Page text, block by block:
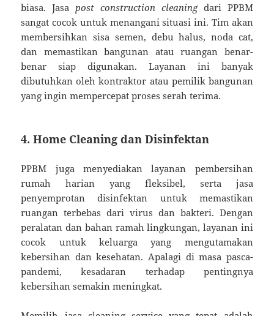
biasa. Jasa post construction cleaningdari PPBM
sangat cocok untuk menangani situasi ini. Tim akan
membersihkan sisa semen, debu halus, noda cat,
dan memastikan bangunan atau ruangan benar-
benar siap digunakan. Layanan ini banyak
dibutuhkan oleh kontraktor atau pemilik bangunan
yang ingin mempercepat proses serah terima.
4. Home Cleaning dan Disinfektan
PPBM juga menyediakan layanan pembersihan
rumah harian yang fleksibel, serta jasa
penyemprotan disinfektan untuk memastikan
ruangan terbebas dari virus dan bakteri. Dengan
peralatan dan bahan ramah lingkungan, layanan ini
cocok untuk keluarga yang mengutamakan
kebersihan dan kesehatan. Apalagi di masa pasca-
pandemi, kesadaran terhadap pentingnya
kebersihan semakin meningkat.